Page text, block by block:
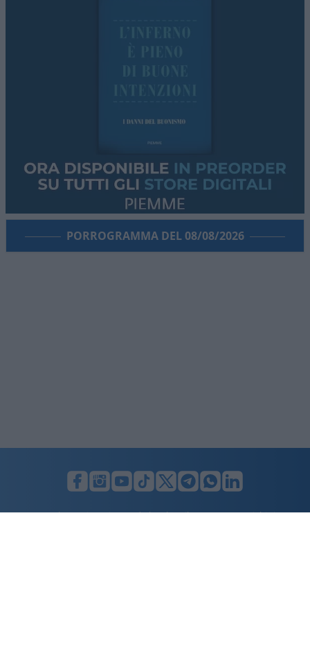
PORROGRAMMA DEL 08/08/2026
LUNIFIN S.r.l. a socio unico. Sede legale Milano, Largo F. Richini, 2/A,